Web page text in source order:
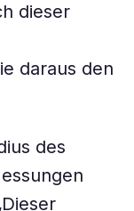
dieser
daraus den
des